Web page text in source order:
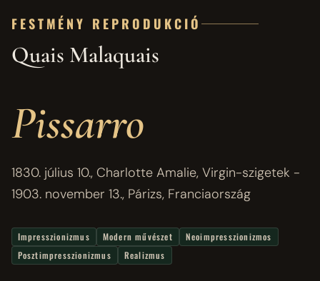
FESTMÉNY REPRODUKCIÓ
Quais Malaquais
Pissarro
1830. július 10., Charlotte Amalie, Virgin-szigetek -
1903. november 13., Párizs, Franciaország
Impresszionizmus Modern művészet
Neoimpresszionizmos
Posztimpresszionizmus
Realizmus